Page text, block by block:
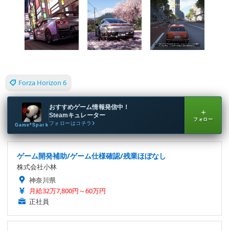
Forza Horizon 6
Game*Spark
おすすめゲーム情報発信中！
Steamキュレーター
フォローはコチラ
＋
フォロー
ゲーム開発補助/ゲーム仕様確認/残業ほぼなし
株式会社小林
神奈川県
月給32万7,800円～60万円
正社員